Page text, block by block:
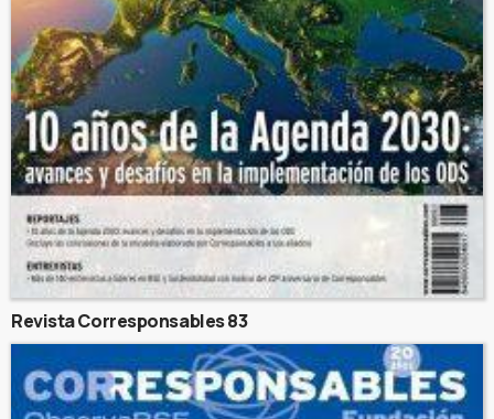
Revista Corresponsables 83